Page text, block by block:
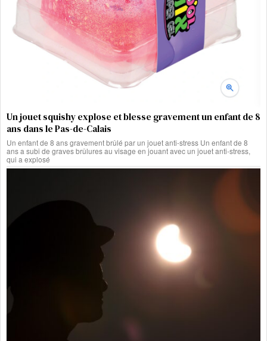
Un jouet squishy explose et blesse gravement un enfant de 8
ans dans le Pas-de-Calais
Un enfant de 8 ans gravement brûlé par un jouet anti-stress Un enfant de 8
ans a subi de graves brûlures au visage en jouant avec un jouet anti-stress,
qui a explosé